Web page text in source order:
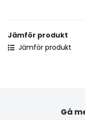
Jämför produkt
Jämför produkt
Gå